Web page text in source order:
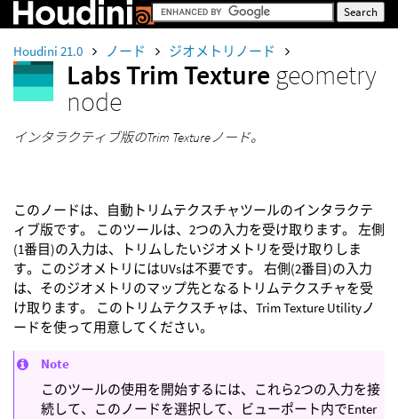
Houdini 21.0 ノード ジオメトリノード
Labs Trim Texture geometry
node
インタラクティブ版のTrim Textureノード。
このノードは、自動トリムテクスチャツールのインタラクテ
ィブ版です。 このツールは、2つの入力を受け取ります。 左側
(1番目)の入力は、トリムしたいジオメトリを受け取りしま
す。このジオメトリにはUVsは不要です。 右側(2番目)の入力
は、そのジオメトリのマップ先となるトリムテクスチャを受
け取ります。 このトリムテクスチャは、Trim Texture Utilityノ
ードを使って用意してください。
Note
このツールの使用を開始するには、これら2つの入力を接
続して、このノードを選択して、ビューポート内でEnter